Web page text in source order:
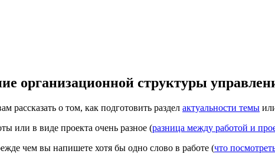
организационной структуры
рассказать о том, как подготовить раздел актуальности темы
или в виде проекта очень разное (разница между работой и
чем вы напишете хотя бы одно слово в работе (что